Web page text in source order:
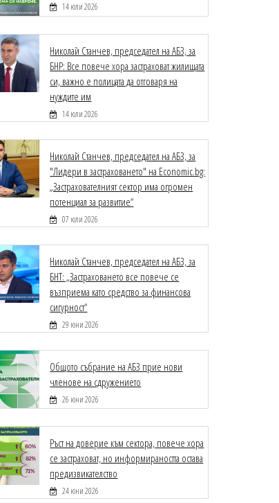
14 юли 2026
Николай Станчев, председател на АБЗ, за
БНР: Все повече хора застраховат жилищата
си, важно е полицата да отговаря на
нуждите им
14 юли 2026
Николай Станчев, председател на АБЗ, за
"Лидери в застраховането" на Economic.bg:
„Застрахователният сектор има огромен
потенциал за развитие“
07 юли 2026
Николай Станчев, председател на АБЗ, за
БНТ: „Застраховането все повече се
възприема като средство за финансова
сигурност“
29 юни 2026
Общото събрание на АБЗ прие нови
членове на сдружението
26 юни 2026
Ръст на доверие към сектора, повече хора
се застраховат, но информираността остава
предизвикателство
24 юни 2026